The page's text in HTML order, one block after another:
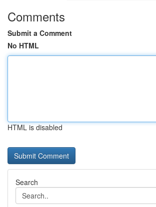
Comments
Submit a Comment
No HTML
HTML is disabled
Search